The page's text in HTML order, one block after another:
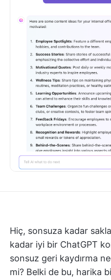
Hiç, sonsuza kadar
kadar iyi bir ChatGPT
sonsuz geri kaydırma
mi? Belki de bu, harika